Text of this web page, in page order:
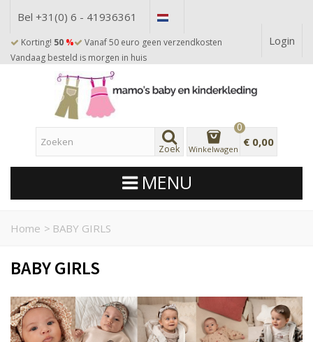
Bel +31(0) 6 - 41936361
Korting! 50 %
Vanaf 50 euro geen verzendkosten
Vandaag besteld is morgen in huis
Login
Zoek Winkelwagen
0
€ 0,00
MENU
Home > BABY GIRLS
BABY GIRLS